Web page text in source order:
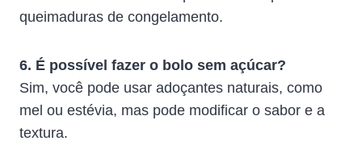
queimaduras de congelamento.
6. É possível fazer o bolo sem açúcar?
Sim, você pode usar adoçantes naturais, como
mel ou estévia, mas pode modificar o sabor e a
textura.